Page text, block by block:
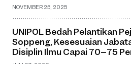
NOVEMBER 25, 2025
UNIPOL Bedah Pelantikan
Soppeng, Kesesuaian
Disiplin Ilmu Capai 70–75